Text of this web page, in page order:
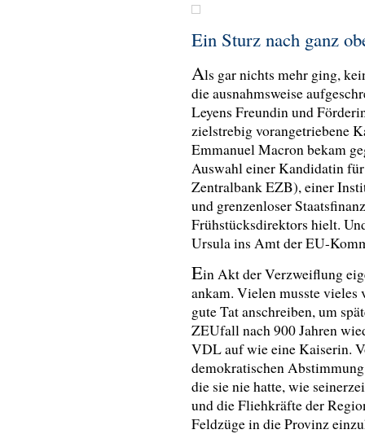
Ein Sturz nach ganz
Als gar nichts mehr ging,
die ausnahmsweise
Leyens Freundin und
zielstrebig vorangetriebene
Emmanuel Macron bekam
Auswahl einer Kandidatin
Zentralbank EZB), einer
und grenzenloser
Frühstücksdirektors hielt.
Ursula ins Amt der EU-
Ein Akt der Verzweiflung
ankam. Vielen musste vieles
gute Tat anschreiben, um
ZEUfall nach 900 Jahren
VDL auf wie eine Kaiserin.
demokratischen
die sie nie hatte, wie
und die Fliehkräfte der
Feldzüge in die Provinz